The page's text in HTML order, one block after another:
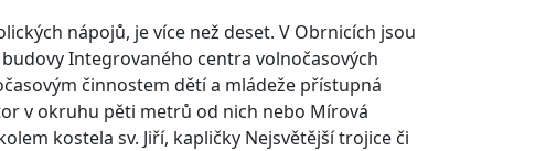
nápojů, je více než deset. V Obrnicích jsou
Integrovaného centra volnočasových
činnostem dětí a mládeže přístupná
v okruhu pěti metrů od nich nebo Mírová
kostela sv. Jiří, kapličky Nejsvětější trojice či